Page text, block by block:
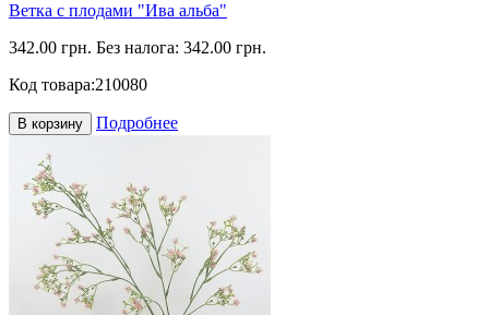
Ветка с плодами "Ива альба"
342.00 грн. Без налога: 342.00 грн.
Код товара:210080
В корзину Подробнее